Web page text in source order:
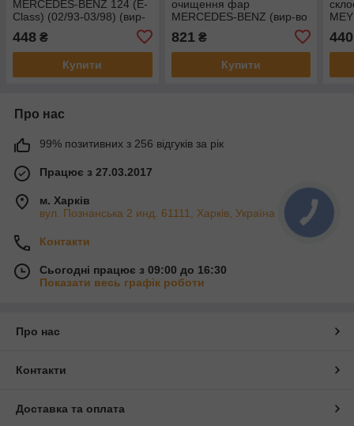
MERCEDES-BENZ 124 (E-
Class) (02/93-03/98) (вир-
во MEYLE) 013 069 0001
448 ₴
Купити
очищення фар
MERCEDES-BENZ (вир-во
821₴
Купити
440
Про нас
99% позитивних з 256 відгуків за рік
Працює з 27.03.2017
м. Харків
вул. Познанська 2 инд. 61111, Харків, Україна
Контакти
Сьогодні працює з 09:00 до 16:30
Показати весь графік роботи
Про нас
Контакти
Доставка та оплата